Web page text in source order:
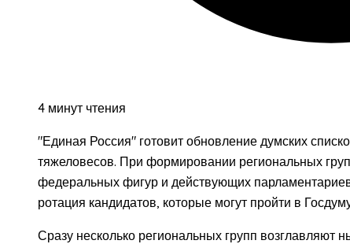
4 минут чтения
"Единая Россия" готовит обновление думских
тяжеловесов. При формировании региональных
федеральных фигур и действующих
ротация кандидатов, которые могут пройти в
Сразу несколько региональных групп